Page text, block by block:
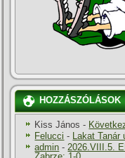
HOZZÁSZÓLÁSOK
Kiss János -
Felucci - Lakat Tanár
admin -2026.VIII.5.